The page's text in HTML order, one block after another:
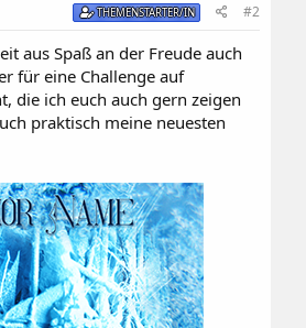
THEMENSTARTER/IN #2
aus Spaß an der Freude auch
für eine Challenge auf
die ich euch auch gern zeigen
praktisch meine neuesten